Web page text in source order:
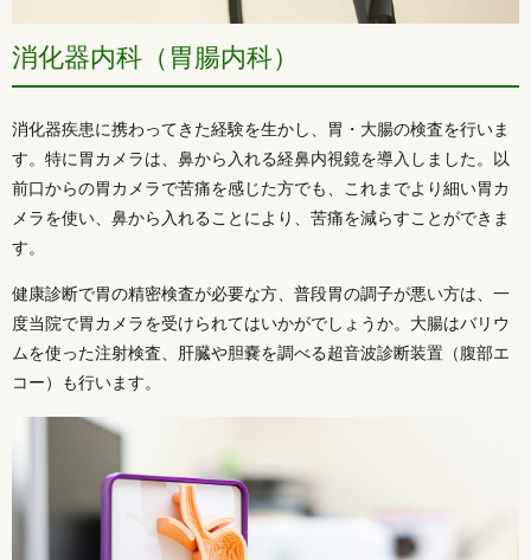
消化器内科（胃腸内科）
消化器疾患に携わってきた経験を生かし、胃・大腸の検査を行いま
す。特に胃カメラは、鼻から入れる経鼻内視鏡を導入しました。以
前口からの胃カメラで苦痛を感じた方でも、これまでより細い胃カ
メラを使い、鼻から入れることにより、苦痛を減らすことができま
す。
健康診断で胃の精密検査が必要な方、普段胃の調子が悪い方は、一
度当院で胃カメラを受けられてはいかがでしょうか。大腸はバリウ
ムを使った注射検査、肝臓や胆嚢を調べる超音波診断装置（腹部エ
コー）も行います。